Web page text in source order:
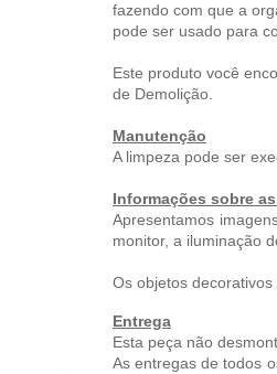
fazendo com que a
pode ser usado para
Este produto você
de Demolição.
Manutenção
A limpeza pode ser
Informações sobre
Apresentamos
monitor, a iluminação
Os objetos
Entrega
Esta peça não
As entregas de todos